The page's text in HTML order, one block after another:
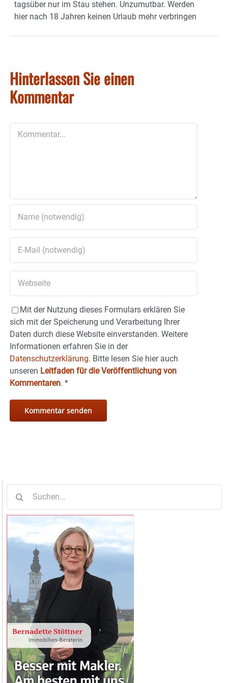
tagsüber nur im Stau stehen. Unzumutbar. Werden
hier nach 18 Jahren keinen Urlaub mehr verbringen
Hinterlassen Sie einen
Kommentar
Mit der Nutzung dieses Formulars erklären Sie
sich mit der Speicherung und Verarbeitung Ihrer
Daten durch diese Website einverstanden. Weitere
Informationen erfahren Sie in der
Datenschutzerklärung. Bitte lesen Sie hier auch
unseren Leitfaden für die Veröffentlichung von
Kommentaren. *
nach: